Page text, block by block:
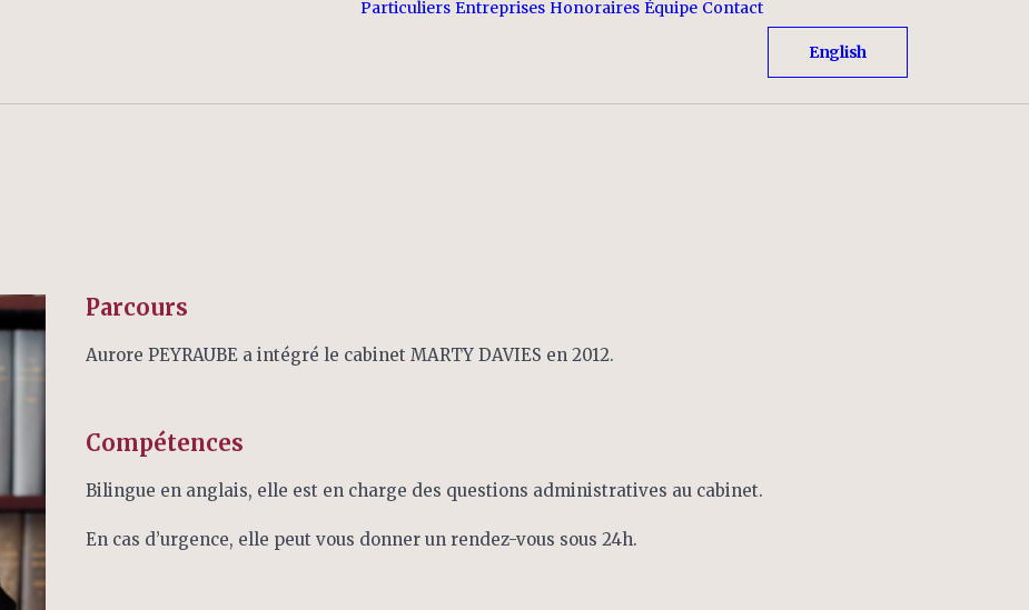
Particuliers Entreprises Honoraires Équipe Contact
English
Parcours
Aurore PEYRAUBE a intégré le cabinet MARTY DAVIES en 2012.
Compétences
Bilingue en anglais, elle est en charge des questions administratives au cabinet.
En cas d’urgence, elle peut vous donner un rendez-vous sous 24h.